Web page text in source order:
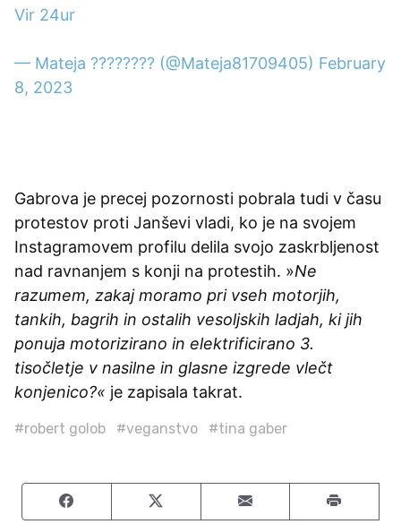
Vir 24ur
— Mateja ???????? (@Mateja81709405) February
8, 2023
Gabrova je precej pozornosti pobrala tudi v času
protestov proti Janševi vladi, ko je na svojem
Instagramovem profilu delila svojo zaskrbljenost
nad ravnanjem s konji na protestih. »Ne
razumem, zakaj moramo pri vseh motorjih,
tankih, bagrih in ostalih vesoljskih ladjah, ki jih
ponuja motorizirano in elektrificirano 3.
tisočletje v nasilne in glasne izgrede vlečt
konjenico?« je zapisala takrat.
#robert golob #veganstvo #tina gaber
Share on FacebookShare on TwitterShare by email